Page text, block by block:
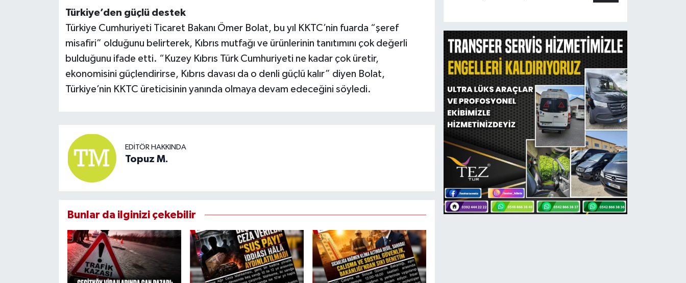
Türkiye’den güçlü destek
Türkiye Cumhuriyeti Ticaret Bakanı Ömer Bolat, bu yıl KKTC’nin fuarda “şeref
misafiri” olduğunu belirterek, Kıbrıs mutfağı ve ürünlerinin tanıtımını çok değerli
bulduğunu ifade etti. “Kuzey Kıbrıs Türk Cumhuriyeti ne kadar çok üretir,
ekonomisini güçlendirirse, Kıbrıs davası da o denli güçlü kalır” diyen Bolat,
Türkiye’nin KKTC üreticisinin yanında olmaya devam edeceğini söyledi.
EDITÖR HAKKINDA
Topuz M.
Bunlar da ilginizi çekebilir